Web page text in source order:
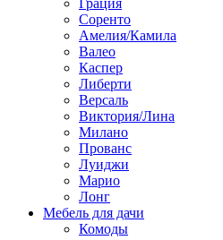
Грация
Соренто
Амелия/Камила
Валео
Каспер
Либерти
Версаль
Виктория/Лина
Милано
Прованс
Луиджи
Марио
Лонг
Мебель для дачи
Комоды